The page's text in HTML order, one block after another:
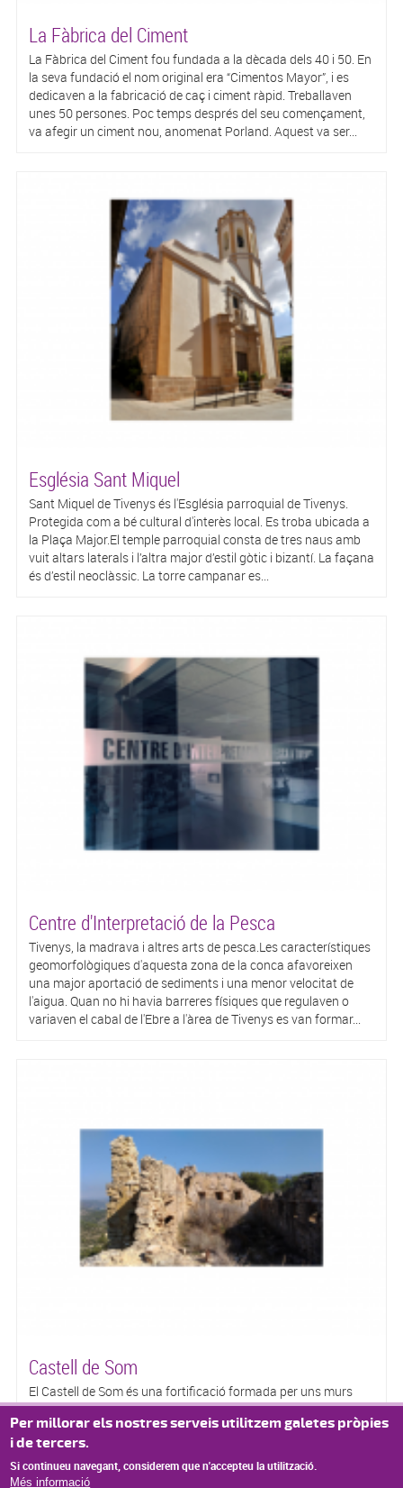
La Fàbrica del Ciment
La Fàbrica del Ciment fou fundada a la dècada dels 40 i 50. En
la seva fundació el nom original era “Cimentos Mayor”, i es
dedicaven a la fabricació de caç i ciment ràpid. Treballaven
unes 50 persones. Poc temps després del seu començament,
va afegir un ciment nou, anomenat Porland. Aquest va ser...
Església Sant Miquel
Sant Miquel de Tivenys és l'Església parroquial de Tivenys.
Protegida com a bé cultural d'interès local. Es troba ubicada a
la Plaça Major.El temple parroquial consta de tres naus amb
vuit altars laterals i l’altra major d’estil gòtic i bizantí. La façana
és d’estil neoclàssic. La torre campanar es...
Centre d'Interpretació de la Pesca
Tivenys, la madrava i altres arts de pesca.Les característiques
geomorfològiques d'aquesta zona de la conca afavoreixen
una major aportació de sediments i una menor velocitat de
l'aigua. Quan no hi havia barreres físiques que regulaven o
variaven el cabal de l'Ebre a l'àrea de Tivenys es van formar...
Castell de Som
El Castell de Som és una fortificació formada per uns murs
amb espitlleres, que formen un recinte petit i estret.
Actualment està en runes, té una àmplia panoràmica de la vall
de l'Ebre i l'Assut.
Per millorar els nostres serveis utilitzem galetes pròpies
i de tercers.
Si continueu navegant, considerem que n'accepteu la utilització.
Més informació